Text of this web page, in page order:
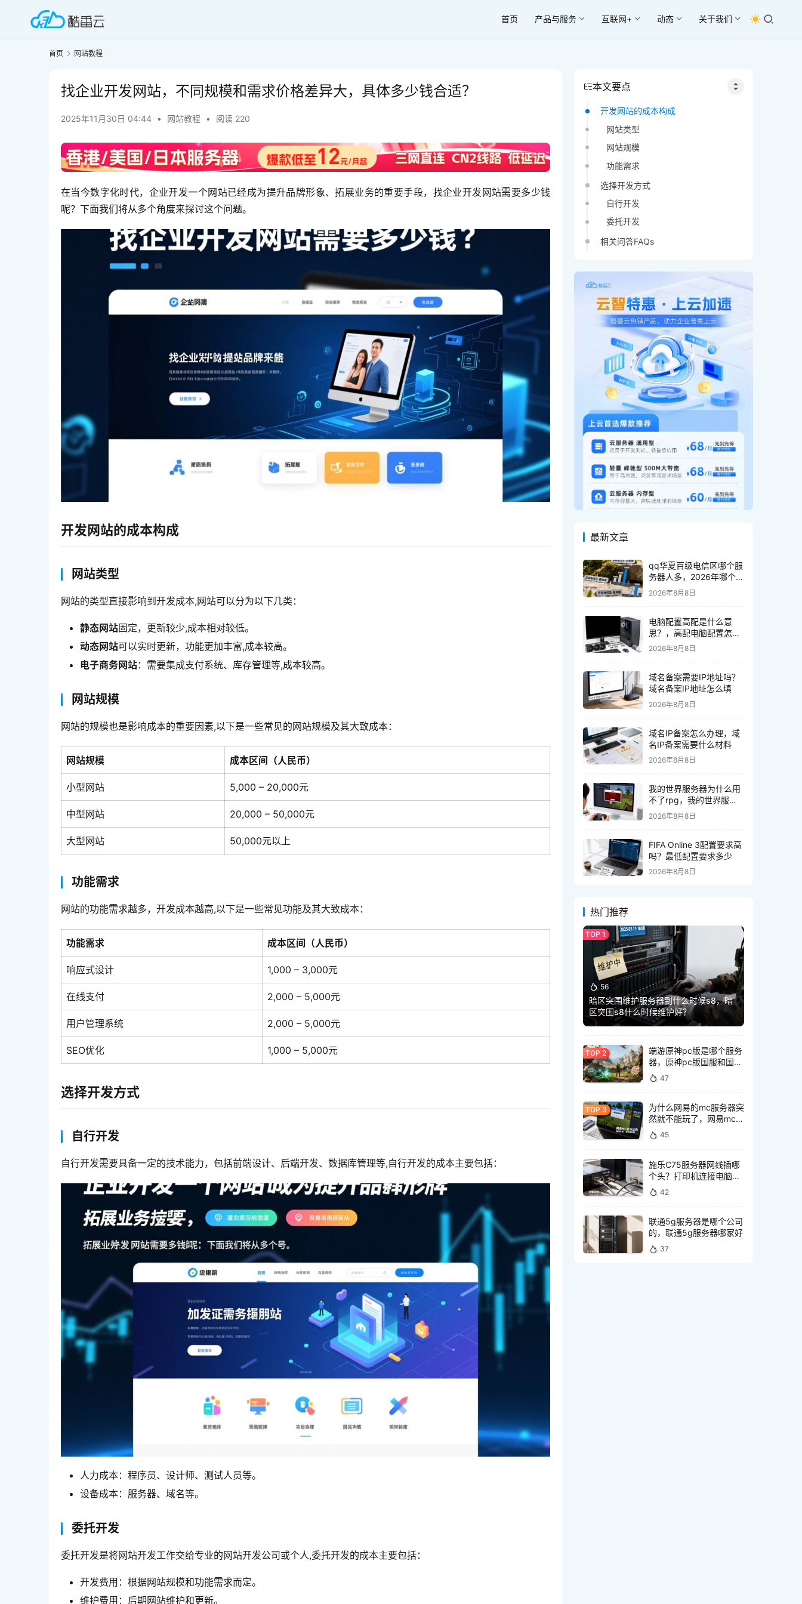
首页 产品与服务 互联网+ 动态 关于我们
首页 网站教程
找企业开发网站，不同规模和需求价格差异大，具体多少钱合适？
2025年11月30日 04:44 • 网站教程 • 阅读 220
在当今数字化时代，企业开发一个网站已经成为提升品牌形象、拓展业务的重要手段，找企业开发网站需要多少钱
呢？下面我们将从多个角度来探讨这个问题。
开发网站的成本构成
网站类型
网站的类型直接影响到开发成本,网站可以分为以下几类：
静态网站固定，更新较少,成本相对较低。
动态网站可以实时更新，功能更加丰富,成本较高。
电子商务网站：需要集成支付系统、库存管理等,成本较高。
网站规模
网站的规模也是影响成本的重要因素,以下是一些常见的网站规模及其大致成本：
网站规模 成本区间（人民币）
小型网站 5,000 – 20,000元
中型网站 20,000 – 50,000元
大型网站 50,000元以上
功能需求
网站的功能需求越多，开发成本越高,以下是一些常见功能及其大致成本：
功能需求 成本区间（人民币）
响应式设计 1,000 – 3,000元
在线支付 2,000 – 5,000元
用户管理系统 2,000 – 5,000元
SEO优化 1,000 – 5,000元
选择开发方式
自行开发
自行开发需要具备一定的技术能力，包括前端设计、后端开发、数据库管理等,自行开发的成本主要包括：
人力成本：程序员、设计师、测试人员等。
设备成本：服务器、域名等。
委托开发
委托开发是将网站开发工作交给专业的网站开发公司或个人,委托开发的成本主要包括：
开发费用：根据网站规模和功能需求而定。
维护费用：后期网站维护和更新。
本文要点
开发网站的成本构成
网站类型
网站规模
功能需求
选择开发方式
自行开发
委托开发
相关问答FAQs
最新文章
qq华夏百级电信区哪个服
务器人多，2026年哪个服
务器人数最多
2026年8月8日
电脑配置高配是什么意
思？，高配电脑配置怎么
选
2026年8月8日
域名备案需要IP地址吗？
域名备案IP地址怎么填
2026年8月8日
域名IP备案怎么办理，域
名IP备案需要什么材料
2026年8月8日
我的世界服务器为什么用
不了rpg，我的世界服务
器rpg无法使用怎么办
2026年8月8日
FIFA Online 3配置要求高
吗？最低配置要求多少
2026年8月8日
热门推荐
56
暗区突围维护服务器到什么时候s8，暗
区突围s8什么时候维护好？
端游原神pc版是哪个服务
器，原神pc版国服和国际
服有什么区别
47
为什么网易的mc服务器突
然就不能玩了，网易mc服
务器突然不能玩怎么回事
45
施乐C75服务器网线插哪
个头？打印机连接电脑网
线接口怎么选
42
联通5g服务器是哪个公司
的，联通5g服务器哪家好
37